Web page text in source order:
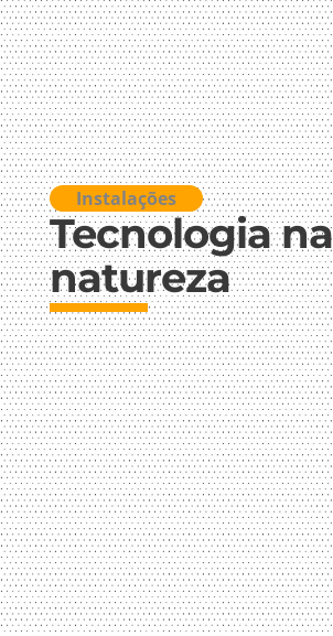
Instalações
Tecnologia na
natureza